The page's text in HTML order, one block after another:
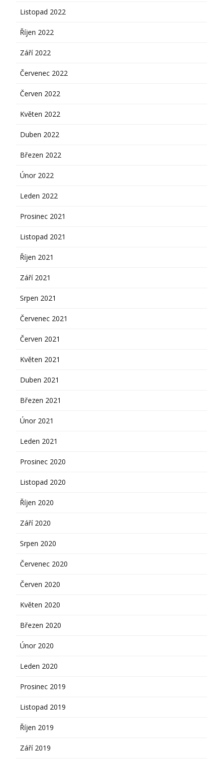
Listopad 2022
Říjen 2022
Září 2022
Červenec 2022
Červen 2022
Květen 2022
Duben 2022
Březen 2022
Únor 2022
Leden 2022
Prosinec 2021
Listopad 2021
Říjen 2021
Září 2021
Srpen 2021
Červenec 2021
Červen 2021
Květen 2021
Duben 2021
Březen 2021
Únor 2021
Leden 2021
Prosinec 2020
Listopad 2020
Říjen 2020
Září 2020
Srpen 2020
Červenec 2020
Červen 2020
Květen 2020
Březen 2020
Únor 2020
Leden 2020
Prosinec 2019
Listopad 2019
Říjen 2019
Září 2019